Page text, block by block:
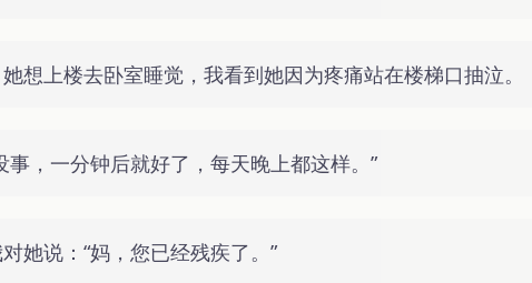
想上楼去卧室睡觉，我看到她因为疼痛站在楼梯口抽泣。
事，一分钟后就好了，每天晚上都这样。”
她说：“妈，您已经残疾了。”